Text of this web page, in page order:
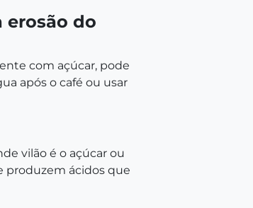
erosão do
com açúcar, pode
após o café ou usar
vilão é o açúcar ou
produzem ácidos que